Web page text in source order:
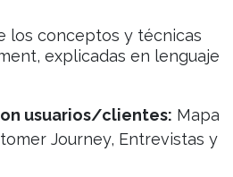
los conceptos y técnicas
explicadas en lenguaje
usuarios/clientes: Mapa
Journey, Entrevistas y